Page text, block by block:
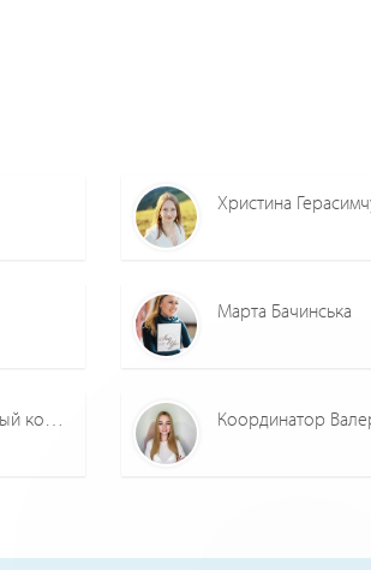
Христина
Марта Бачинська
Мария Свадебный координатор Координатор